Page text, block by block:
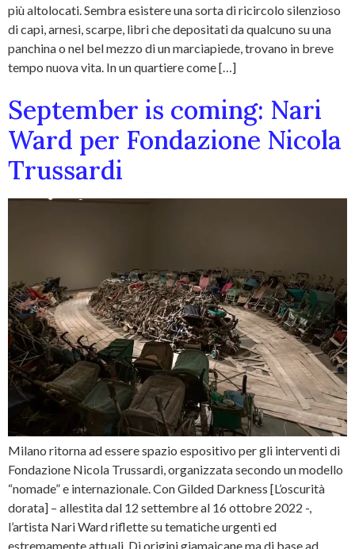
più altolocati. Sembra esistere una sorta di ricircolo silenzioso
di capi, arnesi, scarpe, libri che depositati da qualcuno su una
panchina o nel bel mezzo di un marciapiede, trovano in breve
tempo nuova vita. In un quartiere come […]
September is coming: Nari
Ward per Fondazione Nicola
Trussardi
Milano ritorna ad essere spazio espositivo per gli interventi di
Fondazione Nicola Trussardi, organizzata secondo un modello
“nomade” e internazionale. Con Gilded Darkness [L’oscurità
dorata] – allestita dal 12 settembre al 16 ottobre 2022 -,
l’artista Nari Ward riflette su tematiche urgenti ed
estremamente attuali. Di origini giamaicane ma di base ad